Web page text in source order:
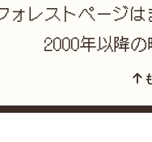
ォレストページは
2000年以降